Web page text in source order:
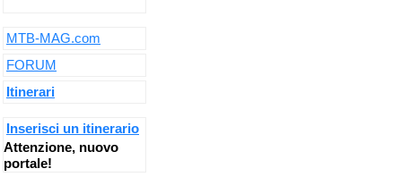
MTB-MAG.com
FORUM
Itinerari
Inserisci un itinerario
Attenzione, nuovo
portale!